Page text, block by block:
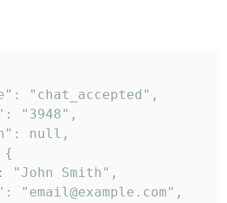
"chat_accepted",
"3948",
null,
{
"John Smith",
"email@example.com",